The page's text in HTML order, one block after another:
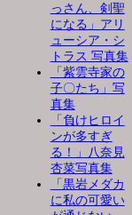
っさん、剣聖
になる」アリ
ューシア・シ
トラス 写真集
「紫雲寺家の
子〇たち」写
真集
「負けヒロイ
ンが多すぎ
る！」八奈見
杏菜写真集
「黒岩メダカ
に私の可愛い